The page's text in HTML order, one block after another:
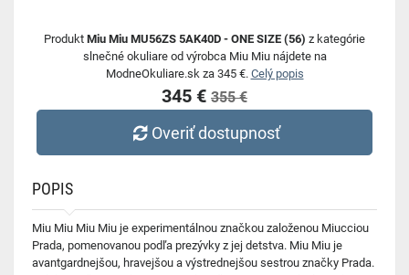
Produkt Miu Miu MU56ZS 5AK40D - ONE SIZE (56) z kategórie
slnečné okuliare od výrobca Miu Miu nájdete na
ModneOkuliare.sk za 345 €. Celý popis
345 € 355 €
Overiť dostupnosť
POPIS
Miu Miu Miu Miu je experimentálnou značkou založenou Miucciou
Prada, pomenovanou podľa prezývky z jej detstva. Miu Miu je
avantgardnejšou, hravejšou a výstrednejšou sestrou značky Prada.